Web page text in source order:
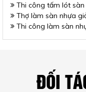
Thi công tấm lót sàn
Thợ làm sàn nhựa
Thi công làm sàn
ĐỐI